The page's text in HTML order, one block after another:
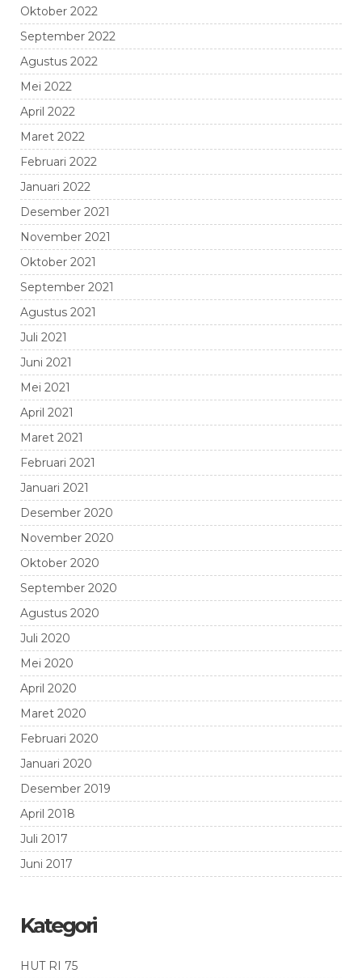
Oktober 2022
September 2022
Agustus 2022
Mei 2022
April 2022
Maret 2022
Februari 2022
Januari 2022
Desember 2021
November 2021
Oktober 2021
September 2021
Agustus 2021
Juli 2021
Juni 2021
Mei 2021
April 2021
Maret 2021
Februari 2021
Januari 2021
Desember 2020
November 2020
Oktober 2020
September 2020
Agustus 2020
Juli 2020
Mei 2020
April 2020
Maret 2020
Februari 2020
Januari 2020
Desember 2019
April 2018
Juli 2017
Juni 2017
Kategori
HUT RI 75